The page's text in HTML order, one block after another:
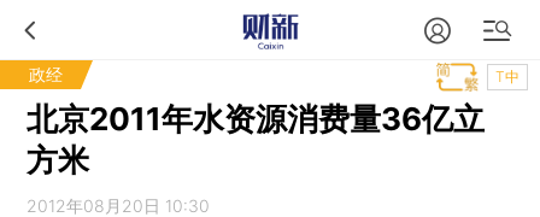
政经 T中
北京2011年水资源消费量36亿立
方米
2012年08月20日 10:30